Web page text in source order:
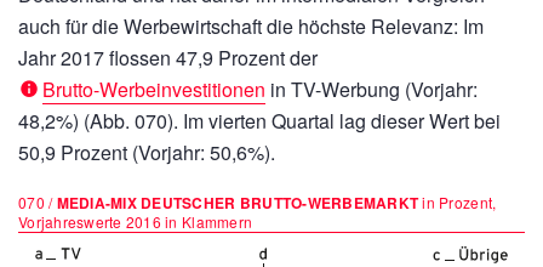
auch für die Werbewirtschaft die höchste Relevanz: Im
Jahr 2017 flossen 47,9 Prozent der
Brutto-Werbeinvestitionen in TV-Werbung (Vorjahr:
48,2%) (Abb. 070). Im vierten Quartal lag dieser Wert bei
50,9 Prozent (Vorjahr: 50,6%).
070 /MEDIA-MIX DEUTSCHER BRUTTO-WERBEMARKTin Prozent,
Vorjahreswerte 2016 in Klammern